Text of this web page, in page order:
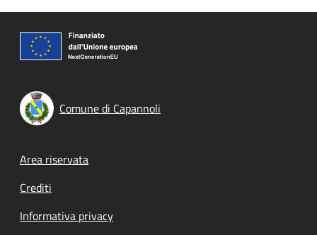
Comune di Capannoli
Footer menu
Area riservata
Crediti
Informativa privacy